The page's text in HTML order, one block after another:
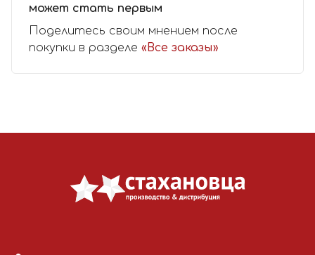
может стать первым
Поделитесь своим мнением после
покупки в разделе «Все заказы»